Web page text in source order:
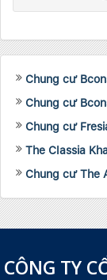
Chung cư
Chung cư
Chung cư
The Classia
Chung cư The
CÔNG TY